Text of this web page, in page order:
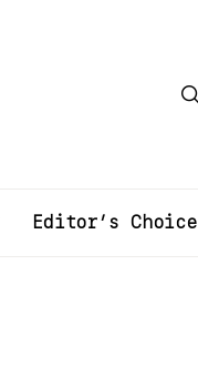
Editor’s Choice